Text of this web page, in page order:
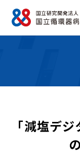
「減塩デ